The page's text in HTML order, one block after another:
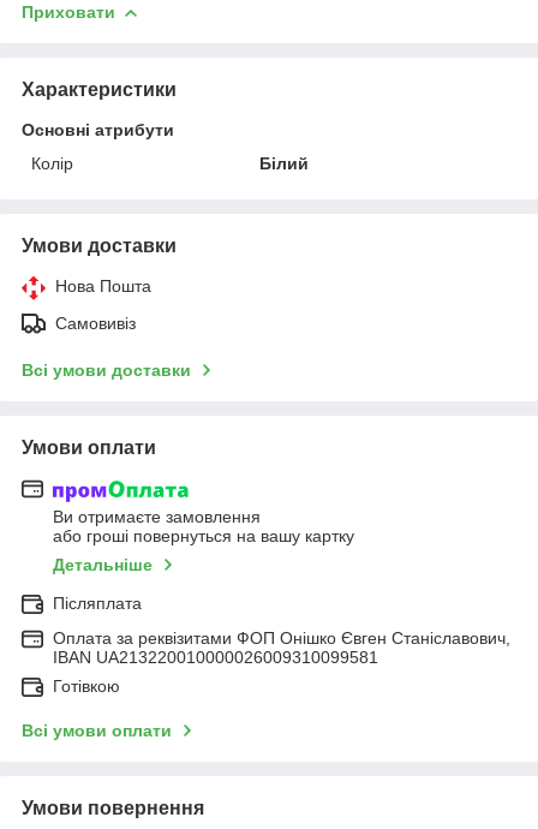
Приховати
Характеристики
Основні атрибути
Колір
Білий
Умови доставки
Нова Пошта
Самовивіз
Всі умови доставки
Умови оплати
Ви отримаєте замовлення
або гроші повернуться на вашу картку
Детальніше
Післяплата
Оплата за реквізитами ФОП Онішко Євген Станіславович,
IBAN UA213220010000026009310099581
Готівкою
Всі умови оплати
Умови повернення